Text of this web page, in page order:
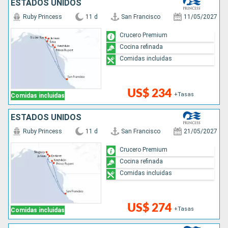
ESTADOS UNIDOS
Comidas incluidas
Ruby Princess 11 d San Francisco 11/05/2027
US$ 234 +Tasas
Crucero Premium
Cocina refinada
Comidas incluidas
ESTADOS UNIDOS
Comidas incluidas
Ruby Princess 11 d San Francisco 21/05/2027
US$ 274 +Tasas
Crucero Premium
Cocina refinada
Comidas incluidas